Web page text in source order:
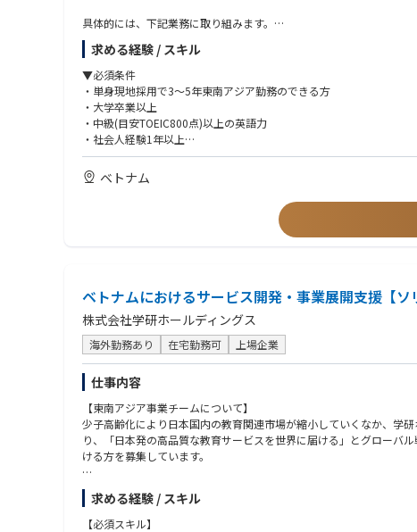
具体的には、下記業務に取り組みます。
・新規開拓営業(商談先は現地MDクラス)
・クライアント企業の組織課題をサーベイで把握する
・強み・弱みに基づいた組織改善施策をご提案する
・改善に向けた側面サポートを実施する
※昇格などの役割変更に伴い、担って頂く業務内容が変動する場合が
求める経験 / スキル
▼必須条件
・単身現地採用で3～5年東南アジア勤務のできる方
・大学卒業以上
・中級(目安TOEIC800点)以上の英語力
・社会人経験1年以上
・下記いずれかのご経験をお持ちの方
-営業経験（個人、法人に関わらず）
-経営、組織人事、採用・教育に関する職務経験
・チームにおける葛藤や人間関係の難しさなど、チームや人間関係
ベトナム
ベトナムにおけるサービス開発・事業展開支援【ソ
株式会社学研ホールディングス
海外勤務あり 在宅勤務可 上場企業
仕事内容
【東南アジア事業チームについて】
少子高齢化により日本国内の教育関連市場が縮小していくなか、学
り、「日本発の高品質な教育サービスを世界に届ける」とグローバ
ける方を募集しています。
なかでも現在注目しているのはベトナム。ベトナムは、世帯年収の
ービス事業を展開しているDTP社とEdTech企業であるKiddiHub社と
※参照ページ※
求める経験 / スキル
【必須スキル】